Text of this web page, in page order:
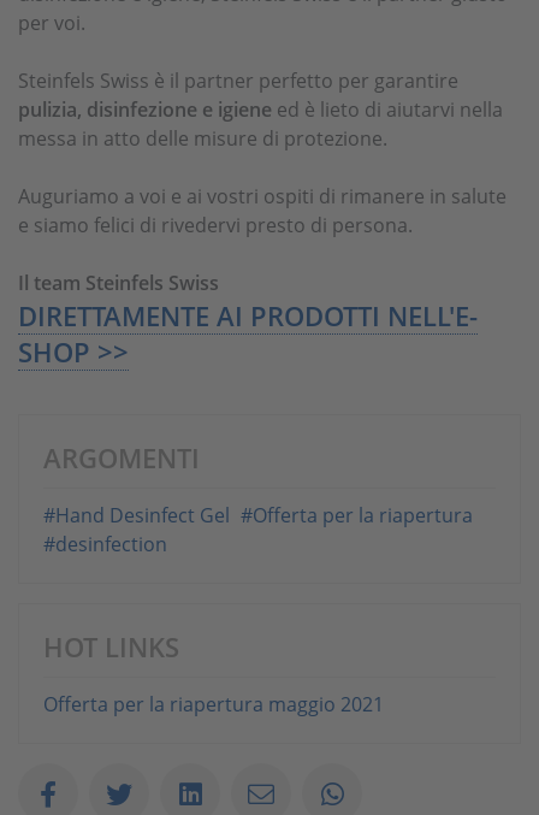
per voi.
Steinfels Swiss è il partner perfetto per garantire
pulizia, disinfezione e igiene ed è lieto di aiutarvi nella
messa in atto delle misure di protezione.
Auguriamo a voi e ai vostri ospiti di rimanere in salute
e siamo felici di rivedervi presto di persona.
Il team Steinfels Swiss
DIRETTAMENTE AI PRODOTTI NELL'E-
SHOP >>
ARGOMENTI
#Hand Desinfect Gel #Offerta per la riapertura
#desinfection
HOT LINKS
Offerta per la riapertura maggio 2021